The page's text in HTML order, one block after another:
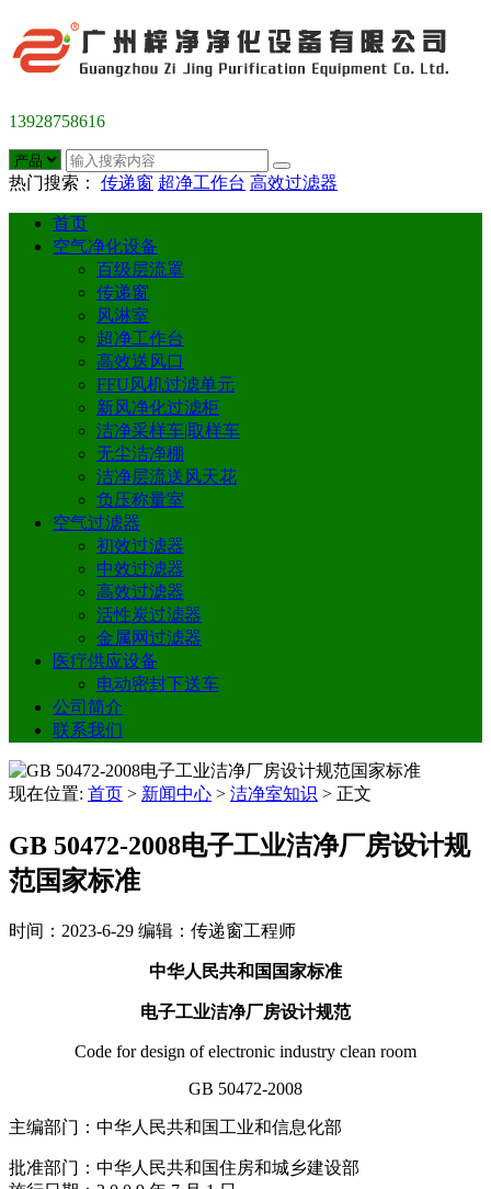
13928758616
热门搜索： 传递窗 超净工作台 高效过滤器
首页
空气净化设备
百级层流罩
传递窗
风淋室
超净工作台
高效送风口
FFU风机过滤单元
新风净化过滤柜
洁净采样车|取样车
无尘洁净棚
洁净层流送风天花
负压称量室
空气过滤器
初效过滤器
中效过滤器
高效过滤器
活性炭过滤器
金属网过滤器
医疗供应设备
电动密封下送车
公司简介
联系我们
现在位置: 首页 > 新闻中心 > 洁净室知识 > 正文
GB 50472-2008电子工业洁净厂房设计规
范国家标准
时间：2023-6-29 编辑：传递窗工程师
中华人民共和国国家标准
电子工业洁净厂房设计规范
Code for design of electronic industry clean room
GB 50472-2008
主编部门：中华人民共和国工业和信息化部
批准部门：中华人民共和国住房和城乡建设部